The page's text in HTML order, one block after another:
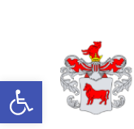
Otwórz pasek narzędzi